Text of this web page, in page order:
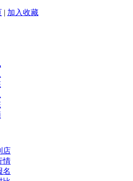
| 加入收藏
店
情
名